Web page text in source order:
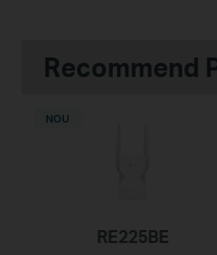
Recommend
RE225BE
NOU